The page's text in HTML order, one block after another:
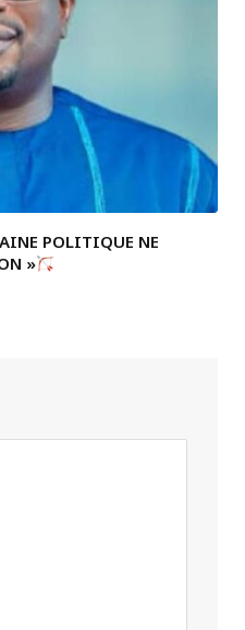
POLITIQUE NE
»